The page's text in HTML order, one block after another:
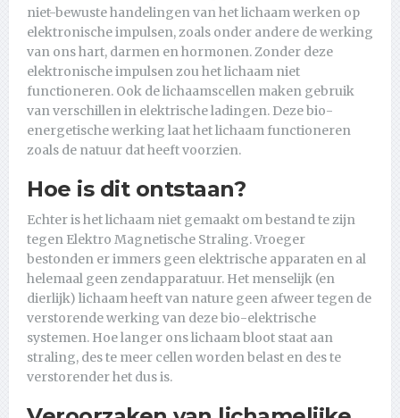
niet-bewuste handelingen van het lichaam werken op
elektronische impulsen, zoals onder andere de werking
van ons hart, darmen en hormonen. Zonder deze
elektronische impulsen zou het lichaam niet
functioneren. Ook de lichaamscellen maken gebruik
van verschillen in elektrische ladingen. Deze bio-
energetische werking laat het lichaam functioneren
zoals de natuur dat heeft voorzien.
Hoe is dit ontstaan?
Echter is het lichaam niet gemaakt om bestand te zijn
tegen Elektro Magnetische Straling. Vroeger
bestonden er immers geen elektrische apparaten en al
helemaal geen zendapparatuur. Het menselijk (en
dierlijk) lichaam heeft van nature geen afweer tegen de
verstorende werking van deze bio-elektrische
systemen. Hoe langer ons lichaam bloot staat aan
straling, des te meer cellen worden belast en des te
verstorender het dus is.